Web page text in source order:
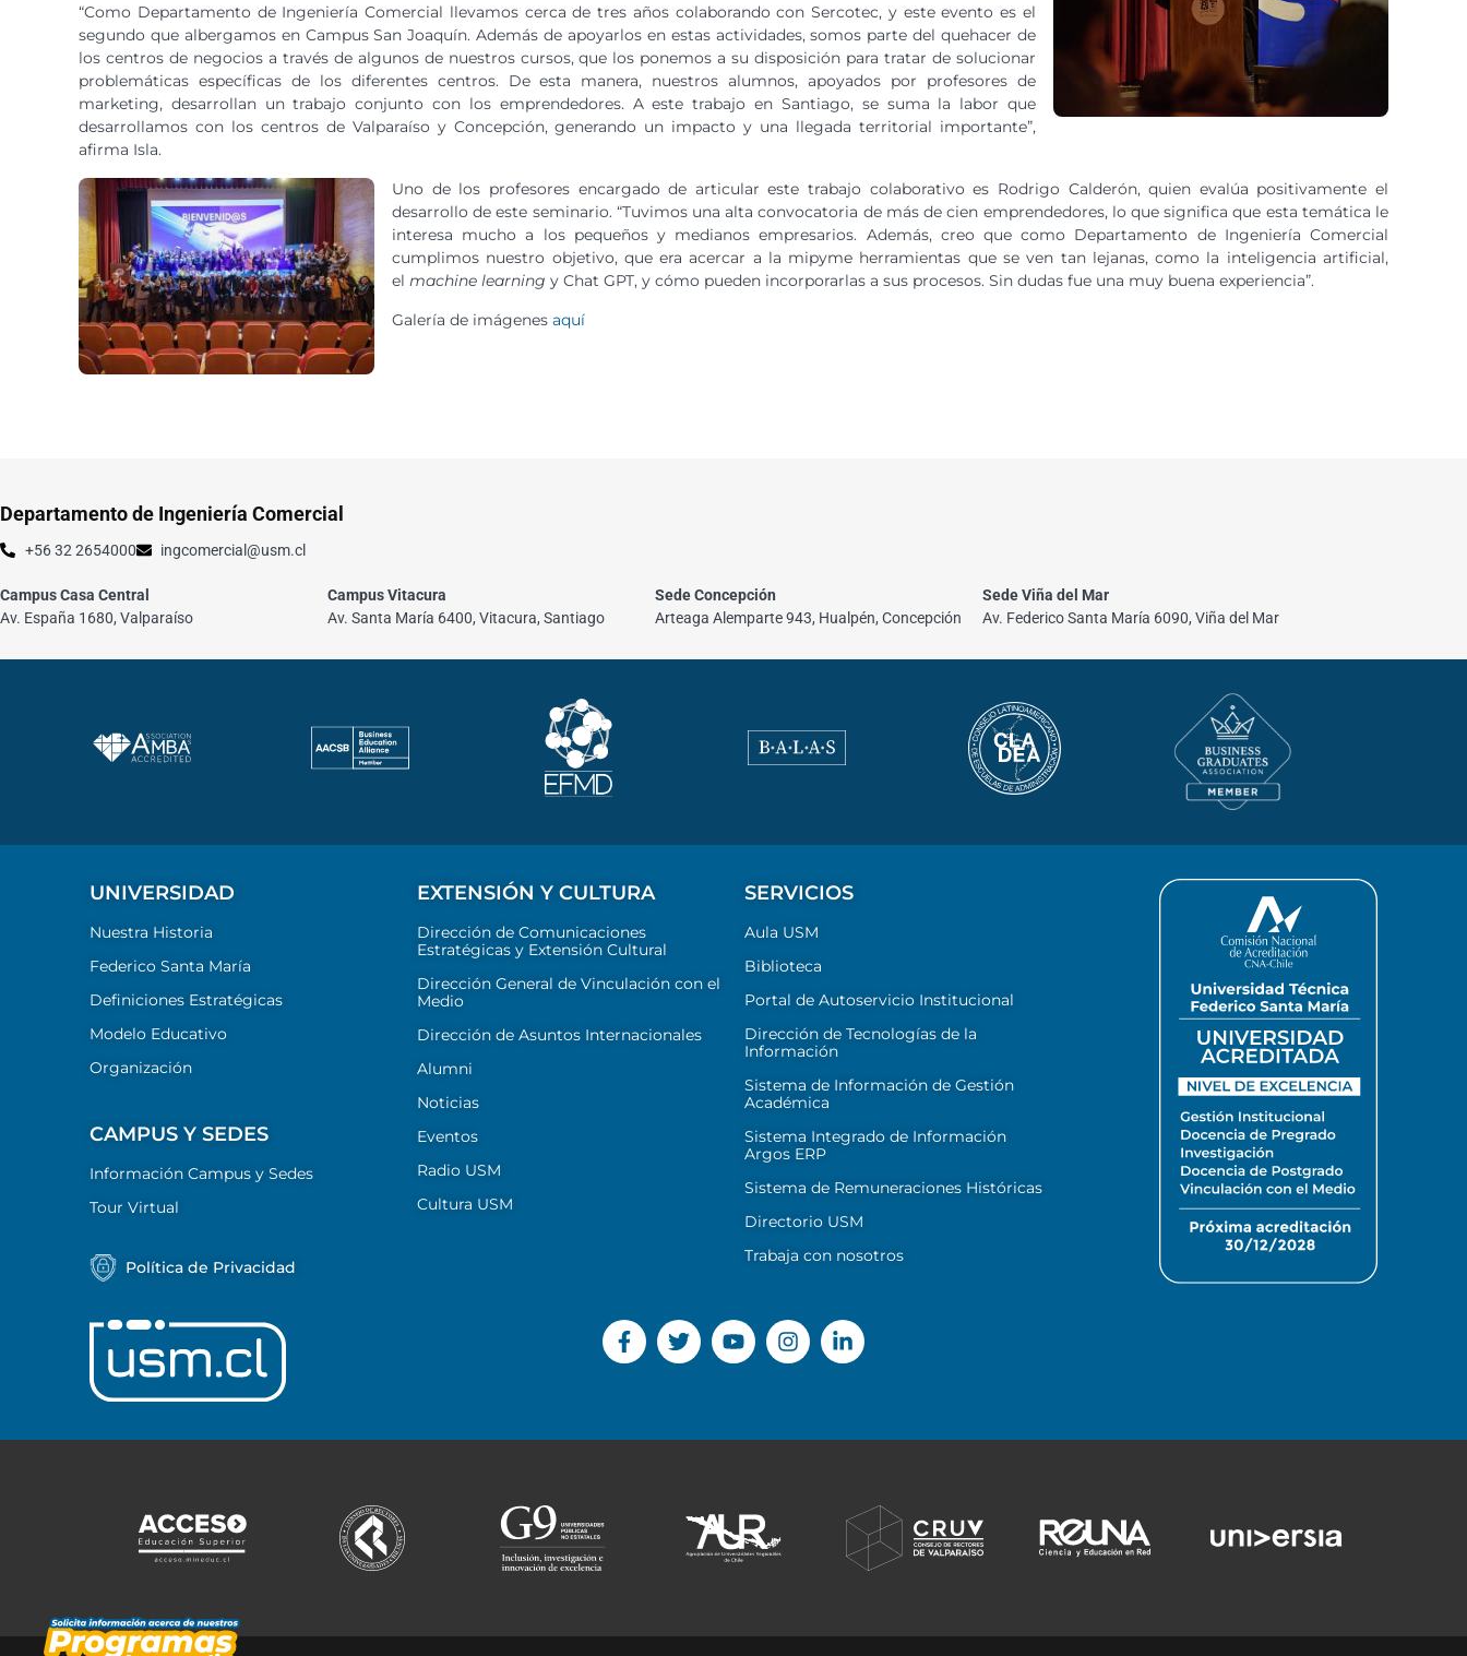
“Como Departamento de Ingeniería Comercial llevamos cerca de tres años colaborando con Sercotec, y este evento es el
segundo que albergamos en Campus San Joaquín. Además de apoyarlos en estas actividades, somos parte del quehacer de
los centros de negocios a través de algunos de nuestros cursos, que los ponemos a su disposición para tratar de solucionar
problemáticas específicas de los diferentes centros. De esta manera, nuestros alumnos, apoyados por profesores de
marketing, desarrollan un trabajo conjunto con los emprendedores. A este trabajo en Santiago, se suma la labor que
desarrollamos con los centros de Valparaíso y Concepción, generando un impacto y una llegada territorial importante”,
afirma Isla.
Uno de los profesores encargado de articular este trabajo colaborativo es Rodrigo Calderón, quien evalúa positivamente el
desarrollo de este seminario. “Tuvimos una alta convocatoria de más de cien emprendedores, lo que significa que esta temática le
interesa mucho a los pequeños y medianos empresarios. Además, creo que como Departamento de Ingeniería Comercial
cumplimos nuestro objetivo, que era acercar a la mipyme herramientas que se ven tan lejanas, como la inteligencia artificial,
el machine learning y Chat GPT, y cómo pueden incorporarlas a sus procesos. Sin dudas fue una muy buena experiencia”.
Galería de imágenes aquí
Departamento de Ingeniería Comercial
+56 32 2654000 ingcomercial@usm.cl
Campus Casa Central
Av. España 1680, Valparaíso
Campus Vitacura
Av. Santa María 6400, Vitacura, Santiago
Sede Concepción
Arteaga Alemparte 943, Hualpén, Concepción
Sede Viña del Mar
Av. Federico Santa María 6090, Viña del Mar
UNIVERSIDAD
Nuestra Historia
Federico Santa María
Definiciones Estratégicas
Modelo Educativo
Organización
CAMPUS Y SEDES
Información Campus y Sedes
Tour Virtual
Política de Privacidad
EXTENSIÓN Y CULTURA
Dirección de Comunicaciones
Estratégicas y Extensión Cultural
Dirección General de Vinculación con el
Medio
Dirección de Asuntos Internacionales
Alumni
Noticias
Eventos
Radio USM
Cultura USM
SERVICIOS
Aula USM
Biblioteca
Portal de Autoservicio Institucional
Dirección de Tecnologías de la
Información
Sistema de Información de Gestión
Académica
Sistema Integrado de Información
Argos ERP
Sistema de Remuneraciones Históricas
Directorio USM
Trabaja con nosotros